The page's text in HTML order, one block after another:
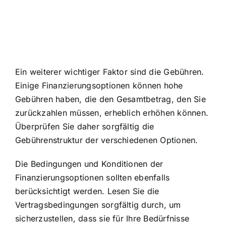
Ein weiterer wichtiger Faktor sind die Gebühren.
Einige Finanzierungsoptionen können hohe
Gebühren haben, die den Gesamtbetrag, den Sie
zurückzahlen müssen, erheblich erhöhen können.
Überprüfen Sie daher sorgfältig die
Gebührenstruktur der verschiedenen Optionen.
Die Bedingungen und Konditionen der
Finanzierungsoptionen sollten ebenfalls
berücksichtigt werden. Lesen Sie die
Vertragsbedingungen sorgfältig durch, um
sicherzustellen, dass sie für Ihre Bedürfnisse